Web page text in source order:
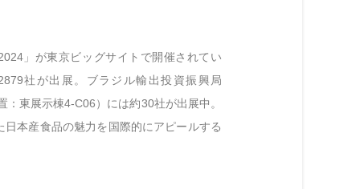
」が東京ビッグサイトで開催されてい
社が出展。ブラジル輸出投資振興局
：東展示棟4-C06）には約30社が出展中。
本産食品の魅力を国際的にアピールする